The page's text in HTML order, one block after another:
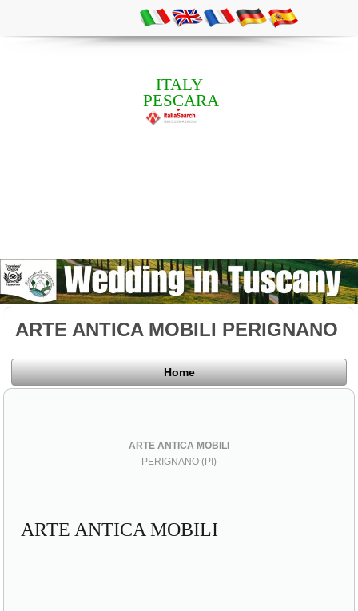
ITALY
PESCARA
ARTE ANTICA MOBILI PERIGNANO
Home
ARTE ANTICA MOBILI
PERIGNANO (PI)
ARTE ANTICA MOBILI